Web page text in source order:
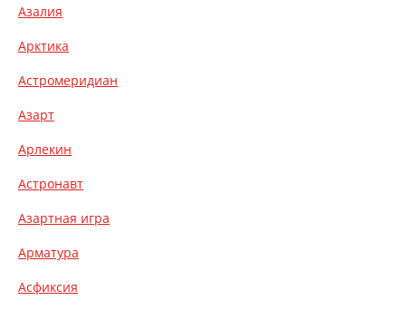
Азалия
Арктика
Астромеридиан
Азарт
Арлекин
Астронавт
Азартная игра
Арматура
Асфиксия